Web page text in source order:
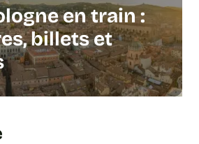
en train :
billets et